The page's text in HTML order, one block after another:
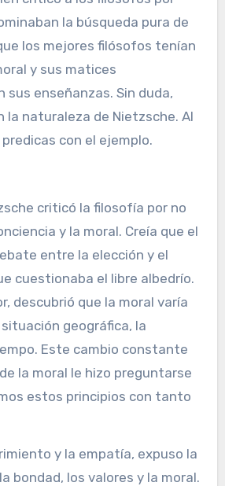
la búsqueda pura de
los mejores filósofos tenían
y sus matices
sus enseñanzas. Sin duda,
la naturaleza de Nietzsche. Al
con el ejemplo.
criticó la filosofía por no
y la moral. Creía que el
entre la elección y el
cuestionaba el libre albedrío.
descubrió que la moral varía
geográfica, la
Este cambio constante
la moral le hizo preguntarse
estos principios con tanto
y la empatía, expuso la
bondad, los valores y la moral.